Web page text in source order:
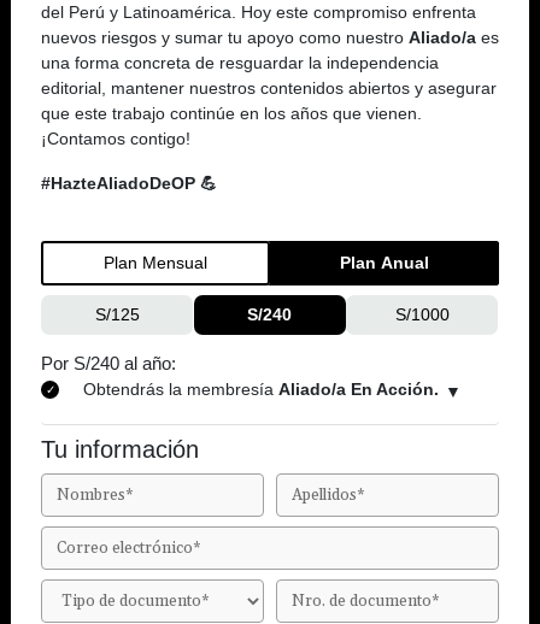
del Perú y Latinoamérica. Hoy este compromiso enfrenta
nuevos riesgos y sumar tu apoyo como nuestro Aliado/a es
una forma concreta de resguardar la independencia
editorial, mantener nuestros contenidos abiertos y asegurar
que este trabajo continúe en los años que vienen.
¡Contamos contigo!
#HazteAliadoDeOP 💪
Plan Mensual Plan Anual
S/125 S/240 S/1000
Por S/240 al año:
Obtendrás la membresía Aliado/a En Acción.
Tu información